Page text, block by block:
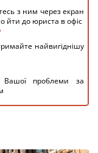
з ним через екран
йти до юриста в офіс
найвигіднішу
проблеми за